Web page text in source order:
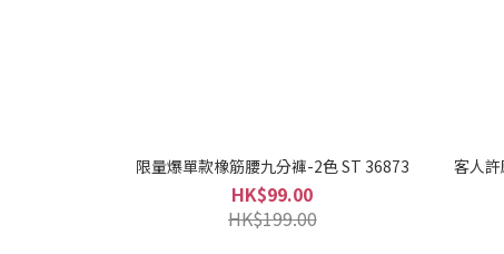
限量爆單款橡筋腰九分褲-2色 ST 36873
HK$99.00
HK$199.00
客人